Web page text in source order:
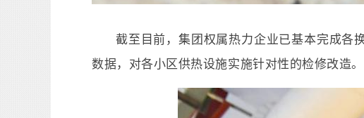
截至目前，集团权属热力企业已基本完成各
数据，对各小区供热设施实施针对性的检修改造。